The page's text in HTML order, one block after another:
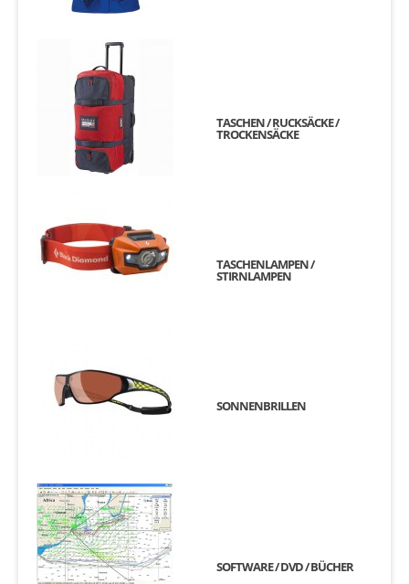
TASCHEN / RUCKSÄCKE /
TROCKENSÄCKE
TASCHENLAMPEN /
STIRNLAMPEN
SONNENBRILLEN
SOFTWARE / DVD / BÜCHER